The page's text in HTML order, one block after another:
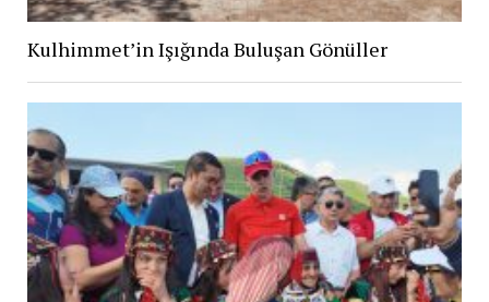
Kulhimmet’in Işığında Buluşan Gönüller